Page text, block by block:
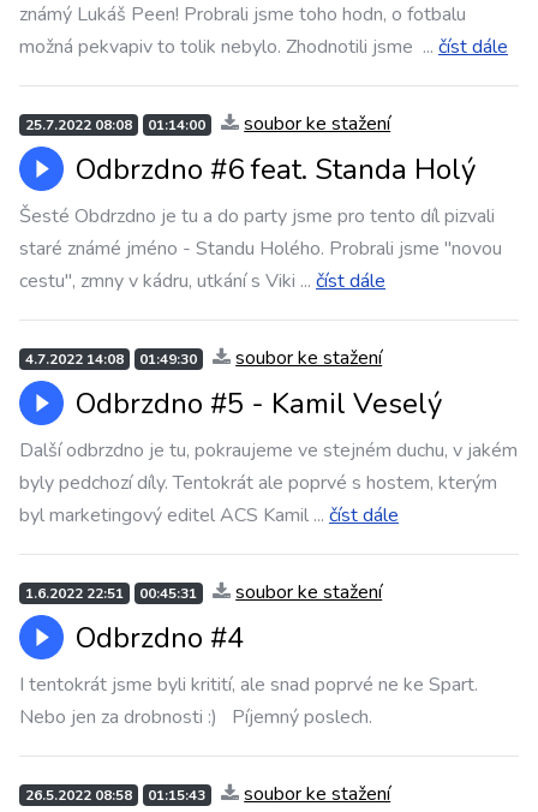
známý Lukáš Peen! Probrali jsme toho hodn, o fotbalu
možná pekvapiv to tolik nebylo. Zhodnotili jsme ... číst dále
25.7.2022 08:08 01:14:00 soubor ke stažení
Odbrzdno #6 feat. Standa Holý
Šesté Obdrzdno je tu a do party jsme pro tento díl pizvali
staré známé jméno - Standu Holého. Probrali jsme "novou
cestu", zmny v kádru, utkání s Viki ... číst dále
4.7.2022 14:08 01:49:30 soubor ke stažení
Odbrzdno #5 - Kamil Veselý
Další odbrzdno je tu, pokraujeme ve stejném duchu, v jakém
byly pedchozí díly. Tentokrát ale poprvé s hostem, kterým
byl marketingový editel ACS Kamil ... číst dále
1.6.2022 22:51 00:45:31 soubor ke stažení
Odbrzdno #4
I tentokrát jsme byli kritití, ale snad poprvé ne ke Spart.
Nebo jen za drobnosti :) Píjemný poslech.
26.5.2022 08:58 01:15:43 soubor ke stažení